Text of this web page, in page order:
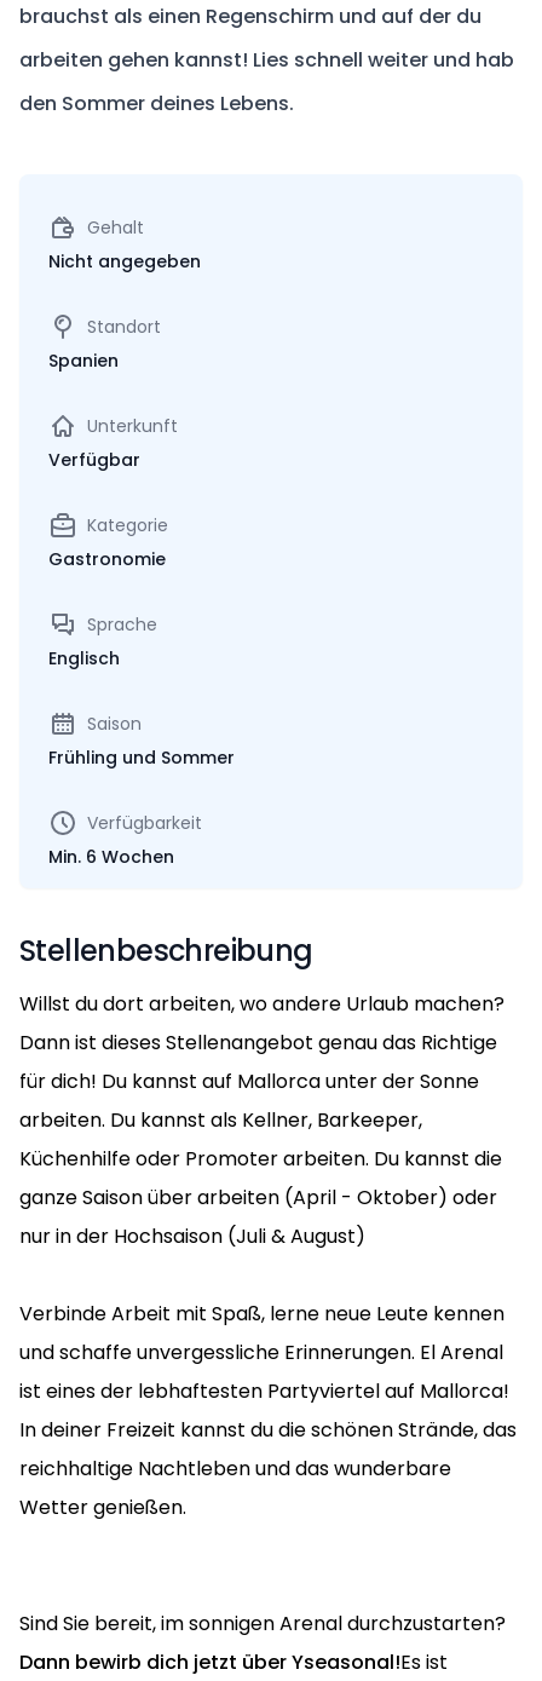
brauchst als einen Regenschirm und auf der du
arbeiten gehen kannst! Lies schnell weiter und hab
den Sommer deines Lebens.
Gehalt
Nicht angegeben
Standort
Spanien
Unterkunft
Verfügbar
Kategorie
Gastronomie
Sprache
Englisch
Saison
Frühling und Sommer
Verfügbarkeit
Min. 6 Wochen
Stellenbeschreibung
Willst du dort arbeiten, wo andere Urlaub machen?
Dann ist dieses Stellenangebot genau das Richtige
für dich! Du kannst auf Mallorca unter der Sonne
arbeiten. Du kannst als Kellner, Barkeeper,
Küchenhilfe oder Promoter arbeiten. Du kannst die
ganze Saison über arbeiten (April - Oktober) oder
nur in der Hochsaison (Juli & August)
Verbinde Arbeit mit Spaß, lerne neue Leute kennen
und schaffe unvergessliche Erinnerungen. El Arenal
ist eines der lebhaftesten Partyviertel auf Mallorca!
In deiner Freizeit kannst du die schönen Strände, das
reichhaltige Nachtleben und das wunderbare
Wetter genießen.
Sind Sie bereit, im sonnigen Arenal durchzustarten?
Dann bewirb dich jetzt über Yseasonal!Es ist